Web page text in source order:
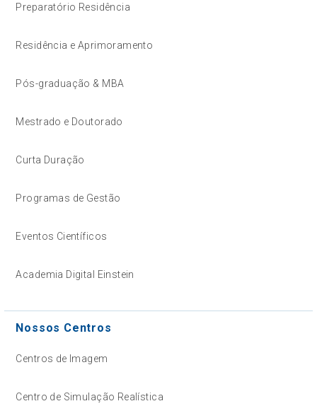
Preparatório Residência
Residência e Aprimoramento
Pós-graduação & MBA
Mestrado e Doutorado
Curta Duração
Programas de Gestão
Eventos Científicos
Academia Digital Einstein
Nossos Centros
Centros de Imagem
Centro de Simulação Realística